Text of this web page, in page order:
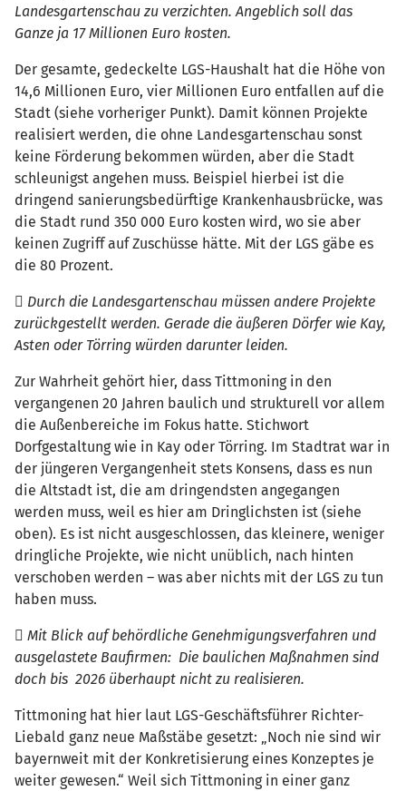
Landesgartenschau zu verzichten. Angeblich soll das
Ganze ja 17 Millionen Euro kosten.
Der gesamte, gedeckelte LGS-Haushalt hat die Höhe von
14,6 Millionen Euro, vier Millionen Euro entfallen auf die
Stadt (siehe vorheriger Punkt). Damit können Projekte
realisiert werden, die ohne Landesgartenschau sonst
keine Förderung bekommen würden, aber die Stadt
schleunigst angehen muss. Beispiel hierbei ist die
dringend sanierungsbedürftige Krankenhausbrücke, was
die Stadt rund 350 000 Euro kosten wird, wo sie aber
keinen Zugriff auf Zuschüsse hätte. Mit der LGS gäbe es
die 80 Prozent.
 Durch die Landesgartenschau müssen andere Projekte
zurückgestellt werden. Gerade die äußeren Dörfer wie Kay,
Asten oder Törring würden darunter leiden.
Zur Wahrheit gehört hier, dass Tittmoning in den
vergangenen 20 Jahren baulich und strukturell vor allem
die Außenbereiche im Fokus hatte. Stichwort
Dorfgestaltung wie in Kay oder Törring. Im Stadtrat war in
der jüngeren Vergangenheit stets Konsens, dass es nun
die Altstadt ist, die am dringendsten angegangen
werden muss, weil es hier am Dringlichsten ist (siehe
oben). Es ist nicht ausgeschlossen, das kleinere, weniger
dringliche Projekte, wie nicht unüblich, nach hinten
verschoben werden – was aber nichts mit der LGS zu tun
haben muss.
 Mit Blick auf behördliche Genehmigungsverfahren und
ausgelastete Baufirmen: Die baulichen Maßnahmen sind
doch bis 2026 überhaupt nicht zu realisieren.
Tittmoning hat hier laut LGS-Geschäftsführer Richter-
Liebald ganz neue Maßstäbe gesetzt: „Noch nie sind wir
bayernweit mit der Konkretisierung eines Konzeptes je
weiter gewesen.“ Weil sich Tittmoning in einer ganz